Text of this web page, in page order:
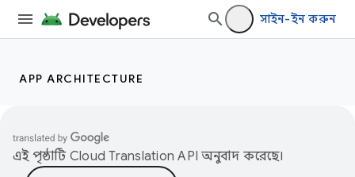
সাইন-ইন করুন
APP ARCHITECTURE
এই পৃষ্ঠাটি Cloud Translation API অনুবাদ করেছে।